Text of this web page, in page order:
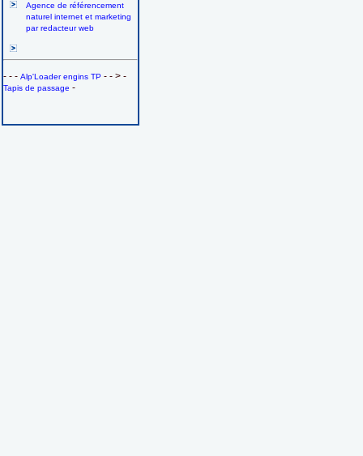
Agence de référencement
naturel internet et marketing
par redacteur web
- - - Alp'Loader engins TP - - > -
Tapis de passage -